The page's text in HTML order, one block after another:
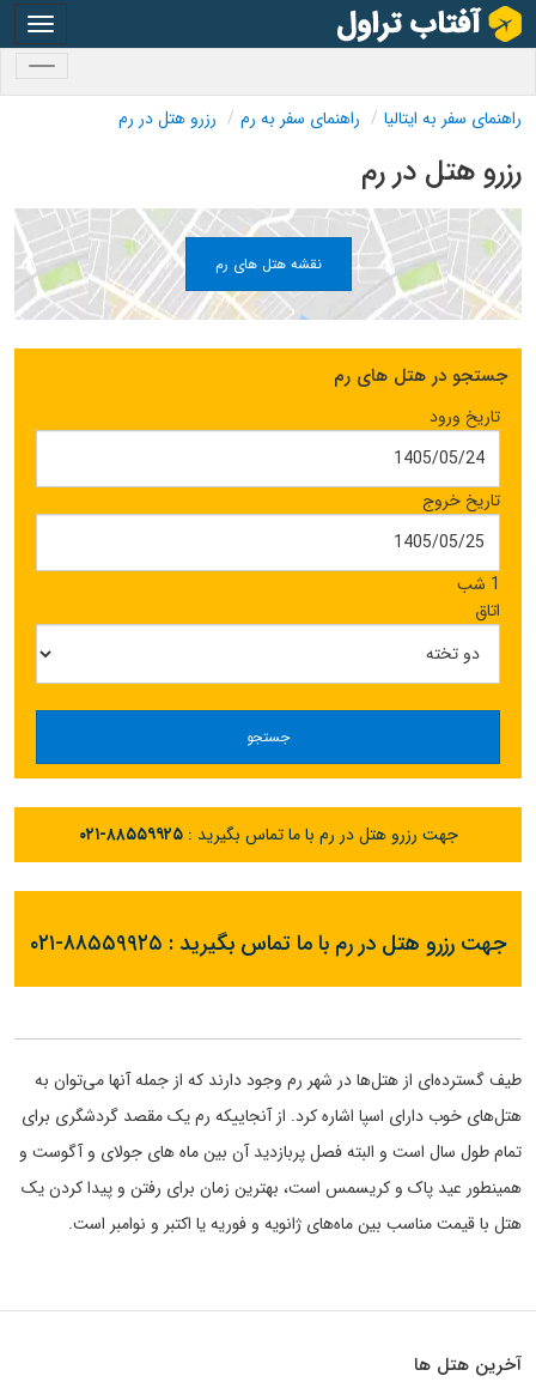
راهنمای سفر به ایتالیا راهنمای سفر به رم رزرو هتل در رم
رزرو هتل در رم
نقشه هتل های رم
جستجو در هتل های رم
تاریخ ورود
تاریخ خروج
1 شب
اتاق
جستجو
جهت رزرو هتل در رم با ما تماس بگیرید :۰۲۱-۸۸۵۵۹۹۲۵
جهت رزرو هتل در رم با ما تماس بگیرید : ۰۲۱-۸۸۵۵۹۹۲۵
طیف گسترده‌ای از هتل‌ها در شهر رم وجود دارند که از جمله آنها می‌توان به
هتل‌های خوب دارای اسپا اشاره کرد. از آنجاییکه رم یک مقصد گردشگری برای
تمام طول سال است و البته فصل پربازدید آن بین ماه ‌های جولای و آگوست و
همینطور عید پاک و کریسمس است، بهترین زمان برای رفتن و پیدا کردن یک
هتل با قیمت مناسب بین ماه‌های ژانویه و فوریه یا اکتبر و نوامبر است.
آخرین هتل ها